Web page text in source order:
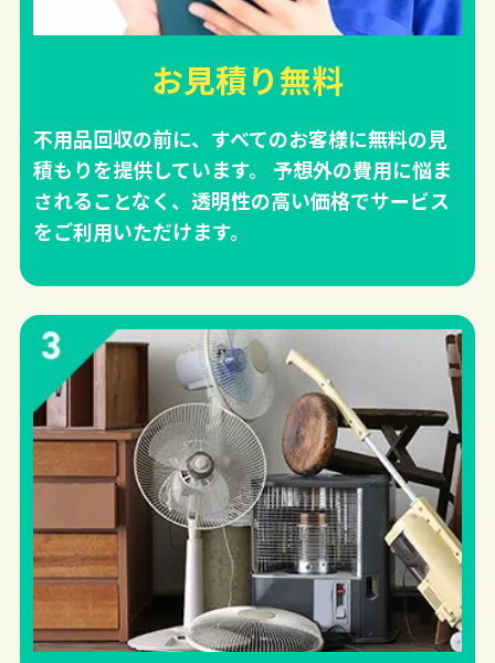
お見積り無料
不用品回収の前に、すべてのお客様に無料の見
積もりを提供しています。 予想外の費用に悩ま
されることなく、透明性の高い価格でサービス
をご利用いただけます。